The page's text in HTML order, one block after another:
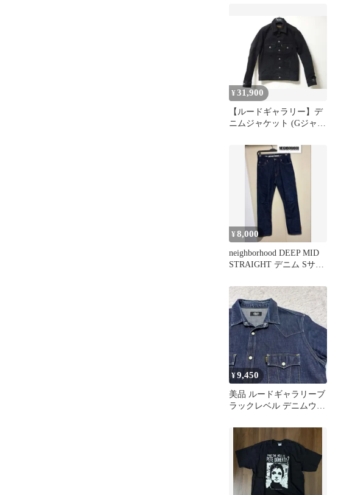
¥31,900
【ルードギャラリー】デ
ニムジャケット (Gジャ
¥8,000
neighborhood DEEP MID
STRAIGHT デニム Sサイ
¥9,450
美品 ルードギャラリーブ
ラックレベル デニムウエ
スケ